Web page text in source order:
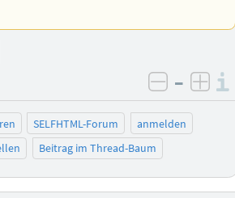
negativ
–
SELFHTML-Forum
anmelden
Beitrag im Thread-Baum